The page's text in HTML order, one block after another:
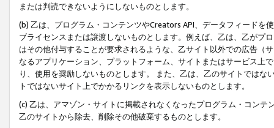
または判読できないようにしないものとします。
(b) 乙は、プログラム・コンテンツやCreators API、データフィード
ブライセンスまたは譲渡しないものとします。例えば、乙は、乙がプ
はその他付与することが要求されるような、乙サイト以外での広告（
なるアプリケーション、プラットフォーム、サイトまたはサービス上
り、使用を奨励しないものとします。 また、乙は、乙のサイトでは
トではないサイト上でかかるリンクを表示しないものとします。
(c) 乙は、アマゾン・サイトに掲載されなくなったプログラム・コン
乙のサイトから除去、削除その他破棄するものとします。